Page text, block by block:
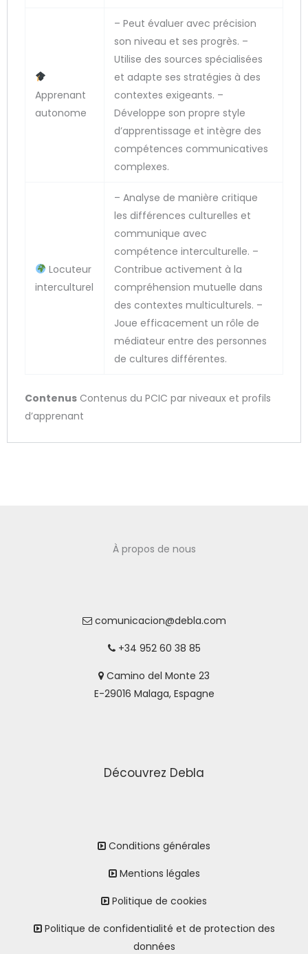
Apprenant
autonome
– Peut évaluer avec précision
son niveau et ses progrès. –
Utilise des sources spécialisées
et adapte ses stratégies à des
contextes exigeants. –
Développe son propre style
d’apprentissage et intègre des
compétences communicatives
complexes.
Locuteur
interculturel
– Analyse de manière critique
les différences culturelles et
communique avec
compétence interculturelle. –
Contribue activement à la
compréhension mutuelle dans
des contextes multiculturels. –
Joue efficacement un rôle de
médiateur entre des personnes
de cultures différentes.
Contenus Contenus du PCIC par niveaux et profils
d’apprenant
À propos de nous
comunicacion@debla.com
+34 952 60 38 85
Camino del Monte 23
E-29016 Malaga, Espagne
Découvrez Debla
Conditions générales
Mentions légales
Politique de cookies
Politique de confidentialité et de protection des
données